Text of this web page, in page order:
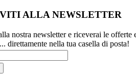
ALLA NEWSLETTER
nostra newsletter e riceverai le offerte
direttamente nella tua casella di posta!